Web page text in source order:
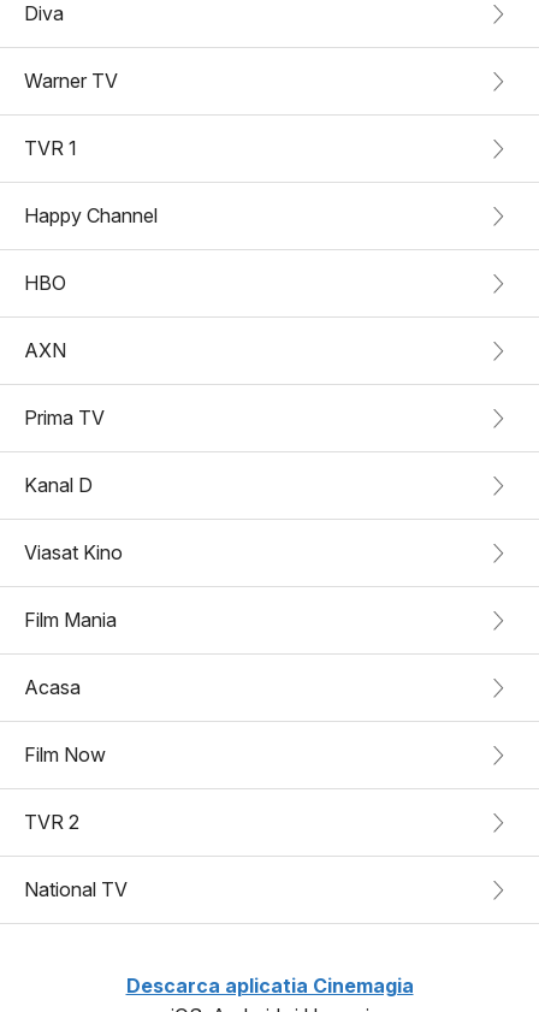
Diva
Warner TV
TVR 1
Happy Channel
HBO
AXN
Prima TV
Kanal D
Viasat Kino
Film Mania
Acasa
Film Now
TVR 2
National TV
Descarca aplicatia Cinemagia